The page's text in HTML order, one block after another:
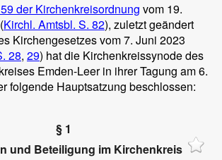
der Kirchenkreisordnung vom 19.
Kirchl. Amtsbl. S. 82), zuletzt geändert
Kirchengesetzes vom 7. Juni 2023
28, 29) hat die Kirchenkreissynode des
Emden-Leer in ihrer Tagung am 6.
folgende Hauptsatzung beschlossen:
§ 1
und Beteiligung im Kirchenkreis